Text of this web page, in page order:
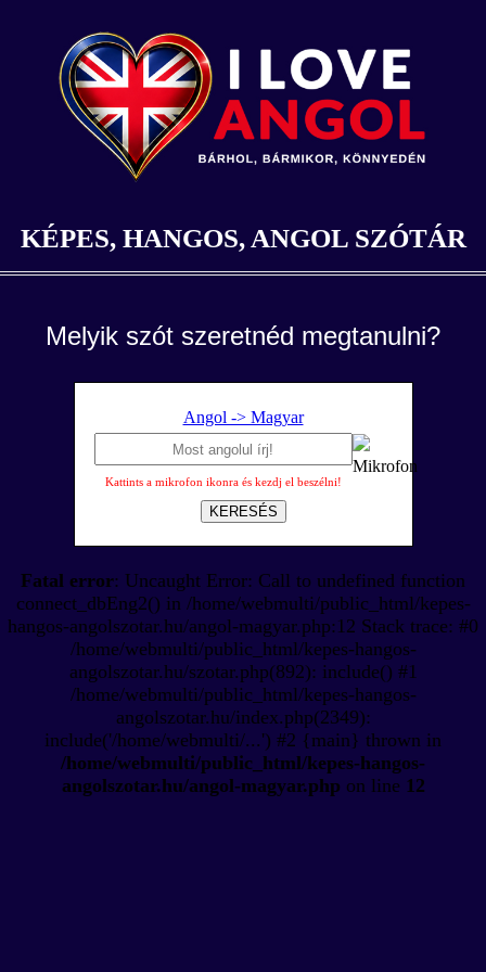
KÉPES, HANGOS, ANGOL SZÓTÁR
Melyik szót szeretnéd megtanulni?
Angol -> Magyar
Kattints a mikrofon ikonra és kezdj el beszélni!
KERESÉS
Fatal error: Uncaught Error: Call to undefined function
connect_dbEng2() in /home/webmulti/public_html/kepes-
hangos-angolszotar.hu/angol-magyar.php:12 Stack trace: #0
/home/webmulti/public_html/kepes-hangos-
angolszotar.hu/szotar.php(892): include() #1
/home/webmulti/public_html/kepes-hangos-
angolszotar.hu/index.php(2349):
include('/home/webmulti/...') #2 {main} thrown in
/home/webmulti/public_html/kepes-hangos-
angolszotar.hu/angol-magyar.php on line 12